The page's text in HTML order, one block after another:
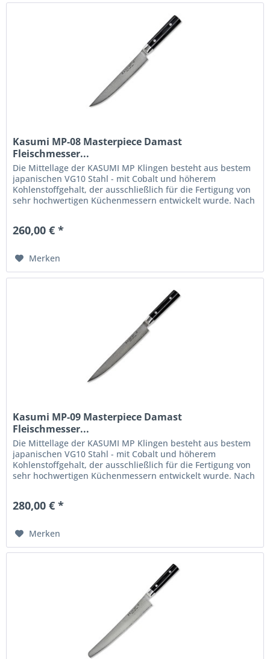
Kasumi MP-08 Masterpiece Damast
Fleischmesser...
Die Mittellage der KASUMI MP Klingen besteht aus bestem
japanischen VG10 Stahl - mit Cobalt und höherem
Kohlenstoffgehalt, der ausschließlich für die Fertigung von
sehr hochwertigen Küchenmessern entwickelt wurde. Nach
260,00 € *
Merken
Kasumi MP-09 Masterpiece Damast
Fleischmesser...
Die Mittellage der KASUMI MP Klingen besteht aus bestem
japanischen VG10 Stahl - mit Cobalt und höherem
Kohlenstoffgehalt, der ausschließlich für die Fertigung von
sehr hochwertigen Küchenmessern entwickelt wurde. Nach
280,00 € *
Merken